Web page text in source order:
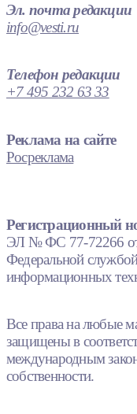
Эл. почта редакции
info@vesti.ru
Телефон редакции
+7 495 232 63 33
Реклама на сайте
Росреклама
Регистрационный
ЭЛ № ФС 77-72266 от
Федеральной
информационных
Все права на любые
защищены в
международным
собственности.